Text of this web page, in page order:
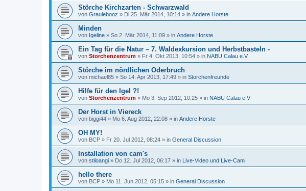
Störche Kirchzarten - Schwarzwald
von Graulebooz » Di 25. Mär 2014, 10:14 » in Andere Horste
Minden
von Igeline » So 2. Mär 2014, 11:09 » in Andere Horste
Ein Tag für die Natur – 7. Waldexkursion und Herbstbasteln -
von Storchenzentrum » Fr 4. Okt 2013, 10:54 » in NABU Calau e.V
Störche im nördlichen Oderbruch
von michael85 » So 14. Apr 2013, 17:49 » in Storchenfreunde
Hilfe für den Igel ?!
von Storchenzentrum » Mo 3. Sep 2012, 10:25 » in NABU Calau e.V
Der Horst in Viereck
von biggi44 » Mo 6. Aug 2012, 22:08 » in Andere Horste
OH MY!
von BCP » Fr 20. Jul 2012, 08:24 » in General Discussion
Installation von cam's
von stiloangi » Do 12. Jul 2012, 06:17 » in Live-Video und Live-Cam
hello there
von BCP » Mo 11. Jun 2012, 05:15 » in General Discussion